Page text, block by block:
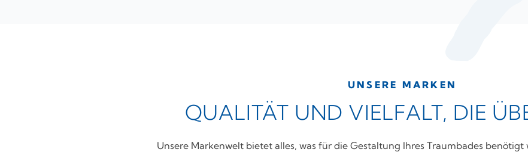
UNSERE MARKEN
QUALITÄT UND VIELFALT, DIE
Unsere Markenwelt bietet alles, was für die Gestaltung Ihres Traumbades benötigt